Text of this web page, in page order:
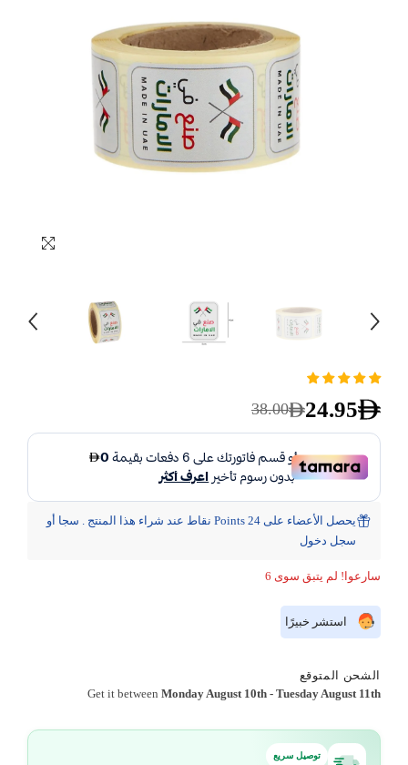
38.00 24.95
يحصل الأعضاء على 24 Points نقاط عند شراء هذا المنتج . سجا أو
سجل دخول
سارعوا! لم يتبق سوى 6
استشر خبيرًا
الشحن المتوقع
Get it betweenMonday August 10th -Tuesday August 11th
توصيل سريع